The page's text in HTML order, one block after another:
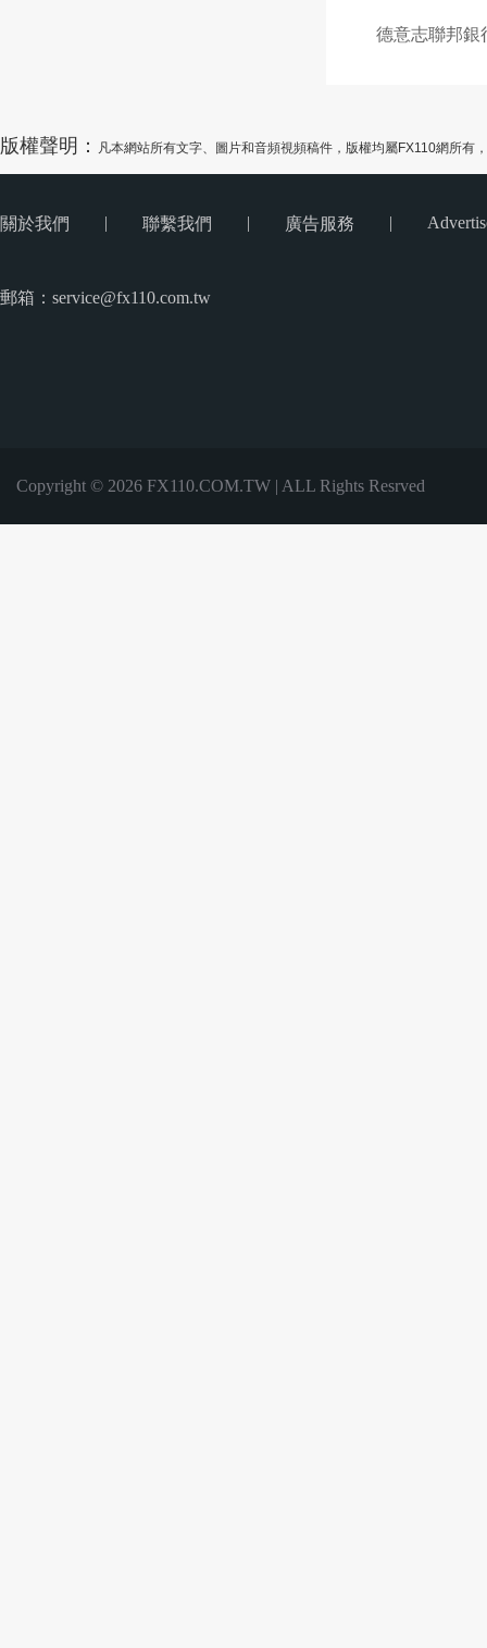
德意志聯邦銀
版權聲明： 凡本網站所有文字、圖片和音頻視頻稿件，版權均屬FX110網所
關於我們 | 聯繫我們 | 廣告服務 |
郵箱：service@fx110.com.tw
Copyright © 2026 FX110.COM.TW | ALL Rights Resrved